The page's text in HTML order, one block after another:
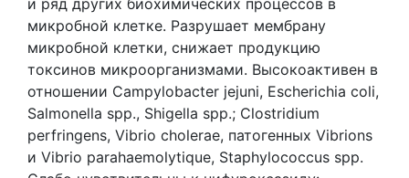
и ряд других биохимических процессов в
микробной клетке. Разрушает мембрану
микробной клетки, снижает продукцию
токсинов микроорганизмами. Высокоактивен в
отношении Campylobacter jejuni, Escherichia coli,
Salmonella spp., Shigella spp.; Clostridium
perfringens, Vibrio cholerae, патогенных Vibrions
и Vibrio parahaemolytique, Staphylococcus spp.